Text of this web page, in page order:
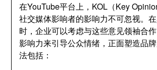
在YouTube平台上，KOL（Key
社交媒体影响者的影响力不可忽视。
时，企业可以考虑与这些意见领袖合
影响力来引导公众情绪，正面塑造品
法包括：